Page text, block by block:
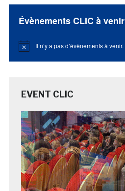
Évènements CLIC à venir
Notice Il n’y a pas d’évènements à venir.
EVENT CLIC